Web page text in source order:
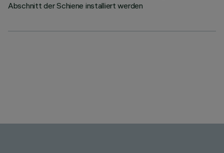
Abschnitt der Schiene installiert werden